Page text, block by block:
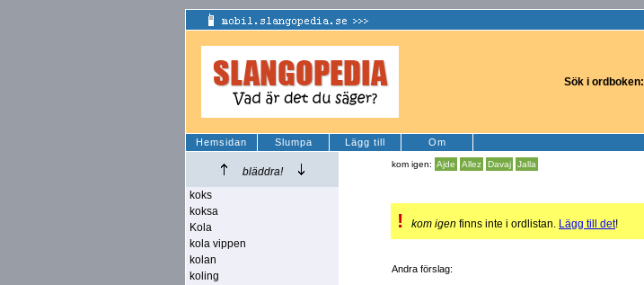
Sök i ordboken:
Hemsidan Slumpa Lägg till Om
bläddra!
koks
koksa
Kola
kola vippen
kolan
koling
kom igen: Ajde Allez Davaj Jalla
! kom igen finns inte i ordlistan. Lägg till det!
Andra förslag: